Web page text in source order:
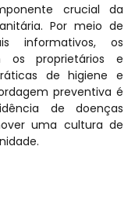
crucial da
Por meio de
informativos, os
os proprietários e
de higiene e
preventiva é
de doenças
uma cultura de